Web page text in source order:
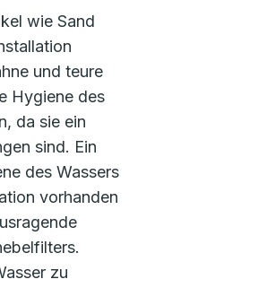
wie Sand
und teure
Hygiene des
da sie ein
sind. Ein
des Wassers
vorhanden
zu